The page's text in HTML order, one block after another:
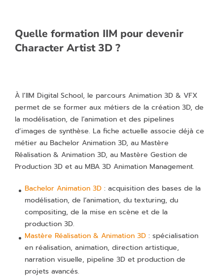
Quelle formation IIM pour devenir
Character Artist 3D ?
À l’IIM Digital School, le parcours Animation 3D & VFX
permet de se former aux métiers de la création 3D, de
la modélisation, de l’animation et des pipelines
d’images de synthèse. La fiche actuelle associe déjà ce
métier au Bachelor Animation 3D, au Mastère
Réalisation & Animation 3D, au Mastère Gestion de
Production 3D et au MBA 3D Animation Management.
Bachelor Animation 3D : acquisition des bases de la
modélisation, de l’animation, du texturing, du
compositing, de la mise en scène et de la
production 3D.
Mastère Réalisation & Animation 3D : spécialisation
en réalisation, animation, direction artistique,
narration visuelle, pipeline 3D et production de
projets avancés.